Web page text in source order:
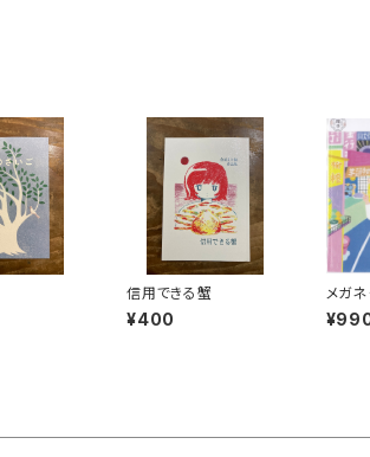
信用できる蟹
¥400
メガ
の風景
ト）